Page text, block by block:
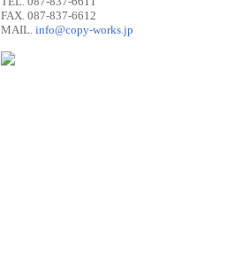
FAX. 087-837-6612
MAIL. info@copy-works.jp